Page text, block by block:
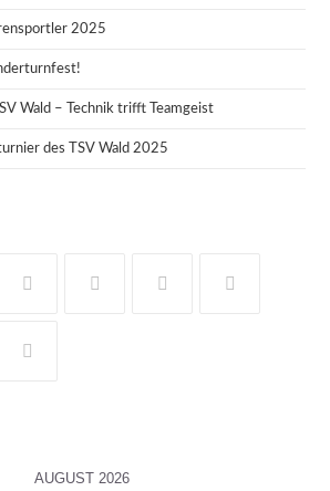
2025
Wald – Technik trifft Teamgeist
des TSV Wald 2025
AUGUST 2026